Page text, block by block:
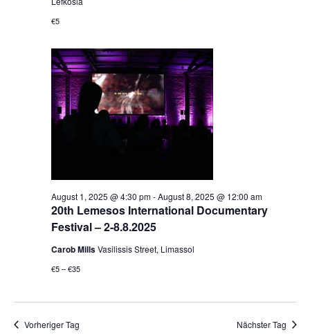
€5
20th Lemesos International Documentary
Festival – 2-8.8.2025
August 1, 2025 @ 4:30 pm-August 8, 2025 @ 12:00 am
Carob MillsVasilissis Street, Limassol
€5 – €35
Vorheriger Tag Nächster Tag